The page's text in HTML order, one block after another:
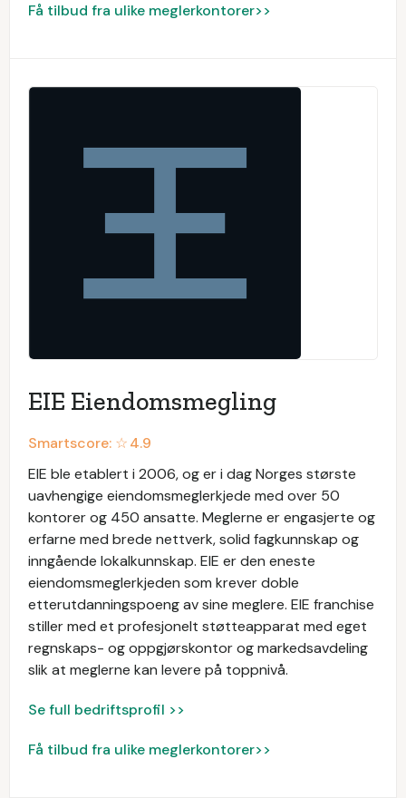
Få tilbud fra ulike meglerkontorer>>
EIE Eiendomsmegling
Smartscore: ☆4.9
EIE ble etablert i 2006, og er i dag Norges største
uavhengige eiendomsmeglerkjede med over 50
kontorer og 450 ansatte. Meglerne er engasjerte og
erfarne med brede nettverk, solid fagkunnskap og
inngående lokalkunnskap. EIE er den eneste
eiendomsmeglerkjeden som krever doble
etterutdanningspoeng av sine meglere. EIE franchise
stiller med et profesjonelt støtteapparat med eget
regnskaps- og oppgjørskontor og markedsavdeling
slik at meglerne kan levere på toppnivå.
Se full bedriftsprofil >>
Få tilbud fra ulike meglerkontorer>>